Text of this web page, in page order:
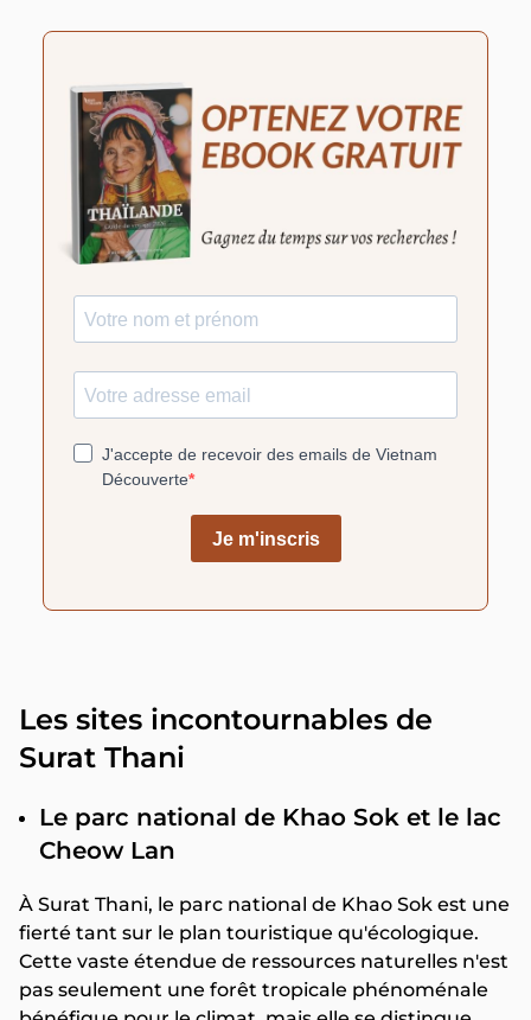
Les sites incontournables de
Surat Thani
Le parc national de Khao Sok et le lac
Cheow Lan
À Surat Thani, le parc national de Khao Sok est une
fierté tant sur le plan touristique qu'écologique.
Cette vaste étendue de ressources naturelles n'est
pas seulement une forêt tropicale phénoménale